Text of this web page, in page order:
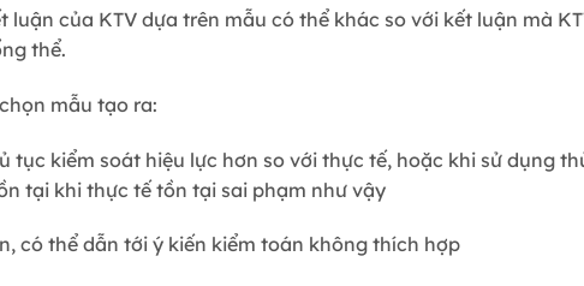
luận của KTV dựa trên mẫu có thể khác so với kết luận mà
thể.
mẫu tạo ra:
tục kiểm soát hiệu lực hơn so với thực tế, hoặc khi sử dụng
tại khi thực tế tồn tại sai phạm như vậy
có thể dẫn tới ý kiến kiểm toán không thích hợp